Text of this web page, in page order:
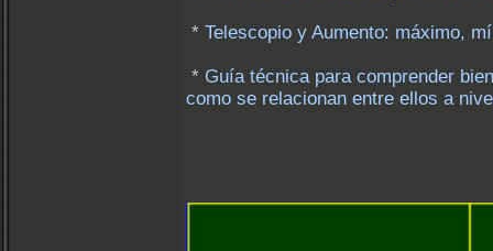
* Telescopio y Aumento: máximo,
* Guía técnica para comprender
como se relacionan entre ellos a